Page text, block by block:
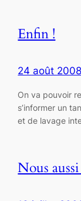
Enfin !
24 août
On va pouvoir
s’informer un
et de lavage
Nous